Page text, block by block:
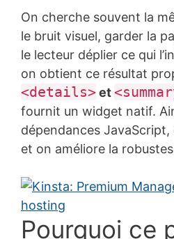
On cherche souvent la
le bruit visuel, garder la
le lecteur déplier ce qui
on obtient ce résultat
<details>et
fournit un widget natif.
dépendances JavaScript,
et on améliore la
Pourquoi ce